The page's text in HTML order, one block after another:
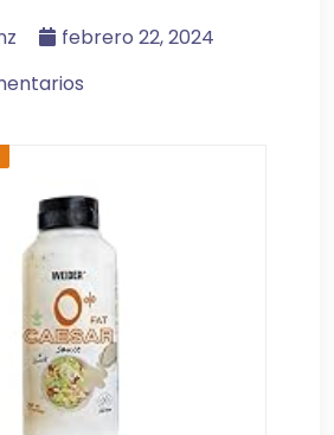
febrero 22, 2024